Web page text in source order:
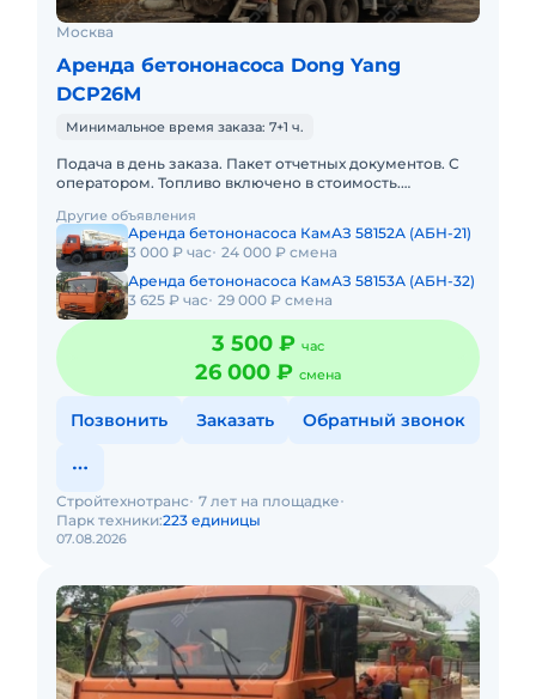
Москва
Аренда бетононасоса Dong Yang
DCP26M
Минимальное время заказа: 7+1 ч.
Подача в день заказа. Пакет отчетных документов. С
оператором. Топливо включено в стоимость.
с малой наработк
Другие объявления
Аренда бетононасоса КамАЗ 58152А (АБН-21)
3 000 ₽ час 24 000 ₽ смена
Аренда бетононасоса КамАЗ 58153А (АБН-32)
3 625 ₽ час 29 000 ₽ смена
3 500 ₽ час
26 000 ₽ смена
Позвонить Заказать Обратный звонок
07.08.2026
Стройтехнотранс 7 лет на площадке
Парк техники:223 единицы